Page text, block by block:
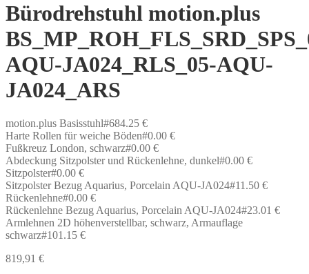
Bürodrehstuhl motion.plus
AQU-JA024_RLS_05-AQU-
JA024_ARS
motion.plus Basisstuhl#684.25 €
Harte Rollen für weiche Böden#0.00 €
Fußkreuz London, schwarz#0.00 €
Abdeckung Sitzpolster und Rückenlehne, dunkel#0.00 €
Sitzpolster#0.00 €
Sitzpolster Bezug Aquarius, Porcelain AQU-JA024#11.50 €
Rückenlehne#0.00 €
Rückenlehne Bezug Aquarius, Porcelain AQU-JA024#23.01 €
Armlehnen 2D höhenverstellbar, schwarz, Armauflage
schwarz#101.15 €
819,91 €